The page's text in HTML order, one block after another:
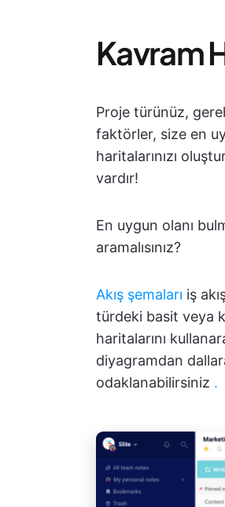
Kavram
Proje türünüz,
faktörler, size en
haritalarınızı
vardır!
En uygun olanı
aramalısınız?
Akış şemaları iş
türdeki basit veya
haritalarını
diyagramdan
odaklanabilirsiniz .